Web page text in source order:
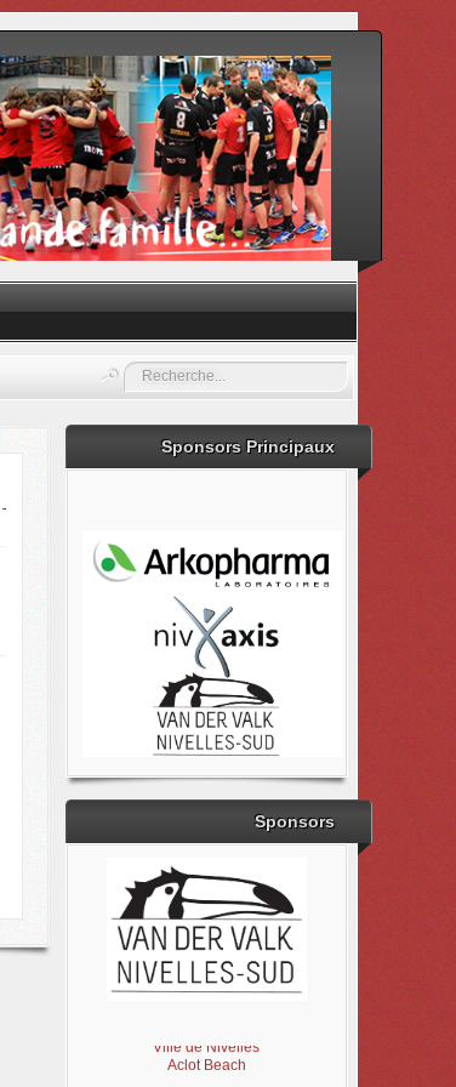
Rechercher
Sponsors Principaux
Sponsors
Ville de Nivelles
Aclot Beach